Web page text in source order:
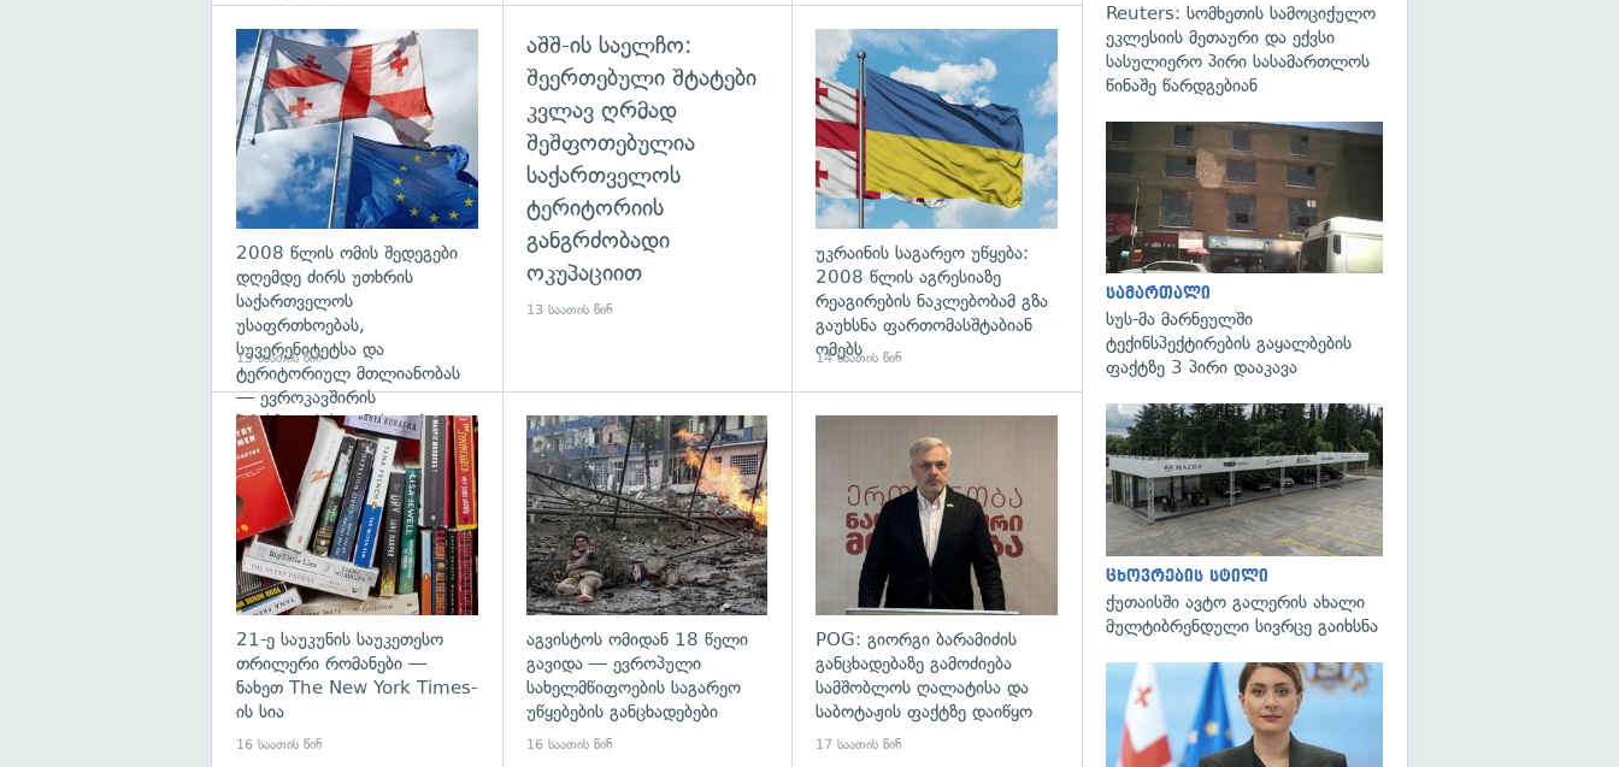
გადახედვა
2008 წლის ომის შედეგები
დღემდე ძირს უთხრის
საქართველოს
უსაფრთხოებას,
სუვერენიტეტსა და
ტერიტორიულ მთლიანობას
— ევროკავშირის
პრესპიკერის განცხადება
13 საათის წინ
აშშ-ის საელჩო:
შეერთებული შტატები
კვლავ ღრმად
შეშფოთებულია
საქართველოს
ტერიტორიის
განგრძობადი
ოკუპაციით
13 საათის წინ
გადახედვა
უკრაინის საგარეო უწყება:
2008 წლის აგრესიაზე
რეაგირების ნაკლებობამ გზა
გაუხსნა ფართომასშტაბიან
ომებს
14 საათის წინ
გადახედვა
21-ე საუკუნის საუკეთესო
თრილერი რომანები —
ნახეთ The New York Times-
ის სია
16 საათის წინ
აგვისტოს ომიდან 18 წელი
გავიდა — ევროპული
სახელმწიფოების საგარეო
უწყებების განცხადებები
16 საათის წინ
გადახედვა
POG: გიორგი ბარამიძის
განცხადებაზე გამოძიება
სამშობლოს ღალატისა და
საბოტაჟის ფაქტზე დაიწყო
17 საათის წინ
Reuters: სომხეთის სამოციქულო
ეკლესიის მეთაური და ექვსი
სასულიერო პირი სასამართლოს
წინაშე წარდგებიან
სამართალი
სუს-მა მარნეულში
ტექინსპექტირების გაყალბების
ფაქტზე 3 პირი დააკავა
ცხოვრების სტილი
ქუთაისში ავტო გალერის ახალი
მულტიბრენდული სივრცე გაიხსნა